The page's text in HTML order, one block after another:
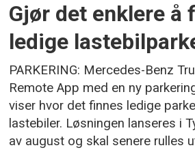
Gjør det enklere å
ledige
PARKERING: Mercedes-Benz
Remote App med en ny
viser hvor det finnes ledige
lastebiler. Løsningen lanseres i
av august og skal senere rulles